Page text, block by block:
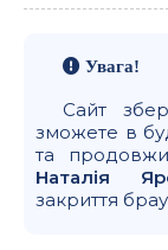
Увага!
Сайт
зможете в
та
Наталія
закриття